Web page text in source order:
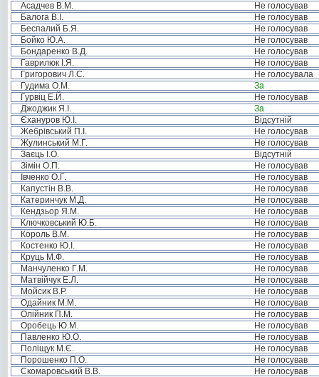
Асадчев В.М.
Не голосував
Балога В.І.
Не голосував
Беспалий Б.Я.
Не голосував
Бойко Ю.А.
Не голосував
Бондаренко В.Д.
Не голосував
Гаврилюк І.Я.
Не голосував
Григорович Л.С.
Не голосувала
Гудима О.М.
За
Гурвіц Е.Й.
Не голосував
Джоджик Я.І.
За
Єхануров Ю.І.
Відсутній
Жебрівський П.І.
Не голосував
Жулинський М.Г.
Не голосував
Заєць І.О.
Відсутній
Зімін О.П.
Не голосував
Івченко О.Г.
Не голосував
Капустін В.В.
Не голосував
Катеринчук М.Д.
Не голосував
Кендзьор Я.М.
Не голосував
Ключковський Ю.Б.
Не голосував
Король В.М.
Не голосував
Костенко Ю.І.
Не голосував
Круць М.Ф.
Не голосував
Манчуленко Г.М.
Не голосував
Матвійчук Е.Л.
Не голосував
Мойсик В.Р.
Не голосував
Одайник М.М.
Не голосував
Олійник П.М.
Не голосував
Оробець Ю.М.
Не голосував
Павленко Ю.О.
Не голосував
Поліщук М.Є.
Не голосував
Порошенко П.О.
Не голосував
Скомаровський В.В.
Не голосував